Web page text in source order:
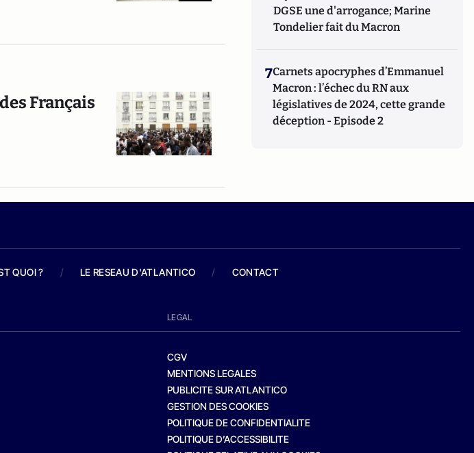
Français
DGSE une d'arrogance; Marine
Tondelier fait du Macron
7Carnets apocryphes d’Emmanuel
Macron : l’échec du RN aux
législatives de 2024, cette grande
déception - Episode 2
QUOI ? / LE RESEAU D'ATLANTICO / CONTACT
LEGAL
CGV
MENTIONS LEGALES
PUBLICITE SUR ATLANTICO
GESTION DES COOKIES
POLITIQUE DE CONFIDENTIALITE
POLITIQUE D’ACCESSIBILITE